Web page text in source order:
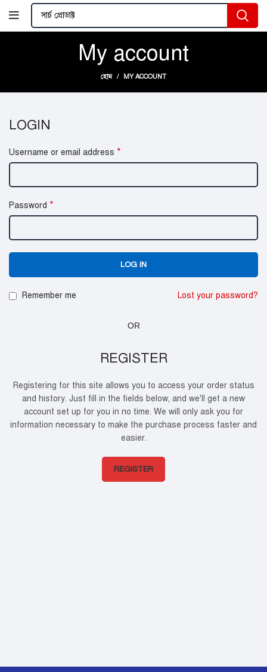
My account
হোম MY ACCOUNT
LOGIN
Username or email address *
Password *
LOG IN
Lost your password?
Remember me
OR
REGISTER
Registering for this site allows you to access your order status
and history. Just fill in the fields below, and we'll get a new
account set up for you in no time. We will only ask you for
information necessary to make the purchase process faster and
easier.
REGISTER